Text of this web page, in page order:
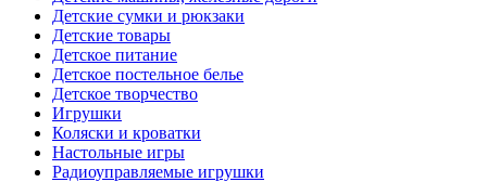
Детские сумки и рюкзаки
Детские товары
Детское питание
Детское постельное белье
Детское творчество
Игрушки
Коляски и кроватки
Настольные игры
Радиоуправляемые игрушки